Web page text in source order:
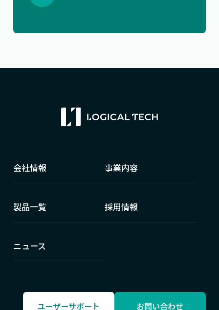
会社情報 事業内容
製品一覧 採用情報
ニュース
ユーザーサポート お問い合わせ